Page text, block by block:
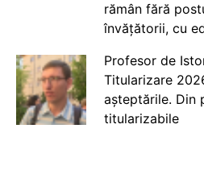
rămân fără
învățătorii, cu
Profesor de
Titularizare
așteptările. Din
titularizabile